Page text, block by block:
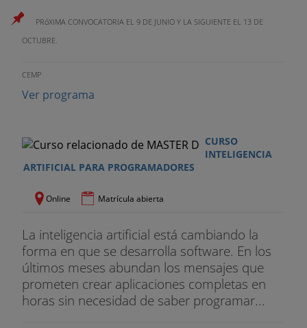
PRóXIMA CONVOCATORIA EL 9 DE JUNIO Y LA SIGUIENTE EL 13 DE
OCTUBRE.
CEMP
Ver programa
CURSO
INTELIGENCIA
ARTIFICIAL PARA PROGRAMADORES
Online Matrícula abierta
La inteligencia artificial está cambiando la
forma en que se desarrolla software. En los
últimos meses abundan los mensajes que
prometen crear aplicaciones completas en
horas sin necesidad de saber programar...